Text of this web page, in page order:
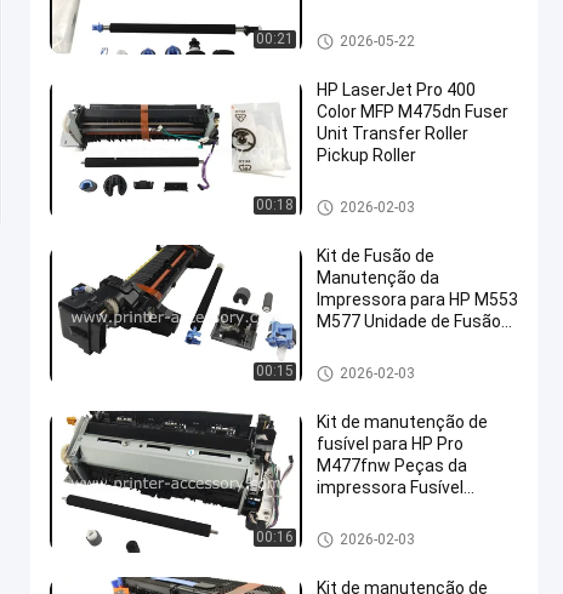
00:21
LaserJet CP3525
CM3530
Kit de manutenção HP
2026-05-22
00:18
HP LaserJet Pro 400
Color MFP M475dn Fuser
Unit Transfer Roller
Pickup Roller
Kit de manutenção HP
2026-02-03
00:15
Kit de Fusão de
Manutenção da
Impressora para HP M553
M577 Unidade de Fusão
Separação de Roller
Pickup Roller
Kit de manutenção HP
2026-02-03
00:16
Kit de manutenção de
fusível para HP Pro
M477fnw Peças da
impressora Fusível
110V 220V
Kit de manutenção HP
2026-02-03
Kit de manutenção de